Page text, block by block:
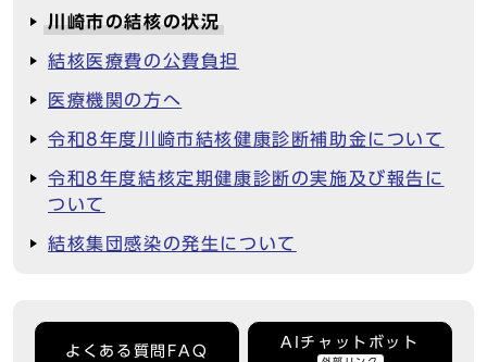
川崎市の結核の状況
結核医療費の公費負担
医療機関の方へ
令和8年度川崎市結核健康診断補助金について
令和8年度結核定期健康診断の実施及び報告に
ついて
結核集団感染の発生について
よくある質問FAQ
AIチャットボット